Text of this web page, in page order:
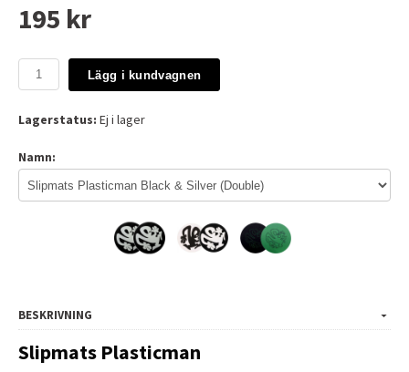
195 kr
Lägg i kundvagnen
Lagerstatus: Ej i lager
Namn:
BESKRIVNING
Slipmats Plasticman